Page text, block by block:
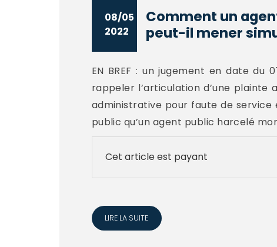
08/05
2022
Comment un
peut-il mener
EN BREF : un jugement en date du
rappeler l’articulation d’une plainte
administrative pour faute de service
public qu’un agent public harcelé
Cet article est payant
LIRE LA SUITE